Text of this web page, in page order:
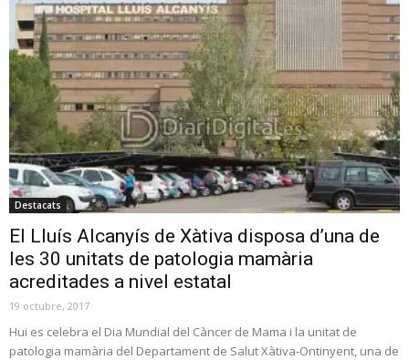
Destacats
El Lluís Alcanyís de Xàtiva disposa d’una de
les 30 unitats de patologia mamària
acreditades a nivel estatal
19 octubre, 2017
Hui es celebra el Dia Mundial del Càncer de Mama i la unitat de
patologia mamària del Departament de Salut Xàtiva-Ontinyent, una de